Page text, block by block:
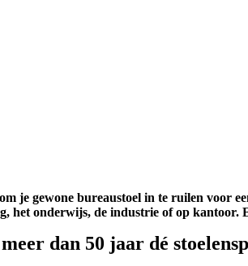
je gewone bureaustoel in te ruilen voor
het onderwijs, de industrie of op kantoor.
dan 50 jaar dé